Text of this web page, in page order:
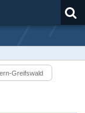
Greifswald